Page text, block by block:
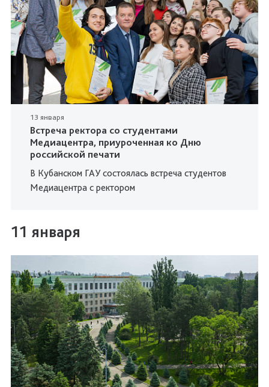
13 января
Встреча ректора со студентами
Медиацентра, приуроченная ко Дню
российской печати
В Кубанском ГАУ состоялась встреча студентов
Медиацентра с ректором
11 января